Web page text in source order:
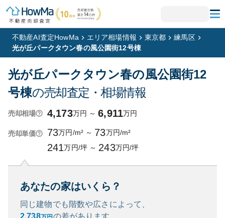
不動産AI査定HowMa エリア相場情報 東京都
練馬区
光が丘パークタウン春の風公園街12号棟
光が丘パークタウン春の風公園街12
号棟の売却査定・相場情報
売却相場 4,173万円 ～ 6,911万円
売却単価 73万円/m² ～ 73万円/m²
241万円/坪 ～ 243万円/坪
あなたの家はいくら？
同じ建物でも階数や広さによって、
2,738
の差があります